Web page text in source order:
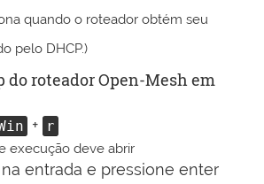
quando o roteador obtém seu
pelo DHCP.)
do roteador Open-Mesh em
+ r
execução deve abrir
na entrada e pressione enter